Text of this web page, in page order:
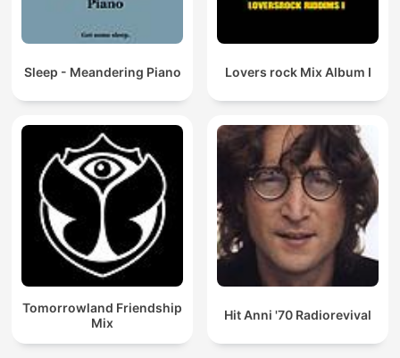
Sleep - Meandering Piano Lovers rock Mix Album I
Tomorrowland Friendship
Mix
Hit Anni '70 Radiorevival